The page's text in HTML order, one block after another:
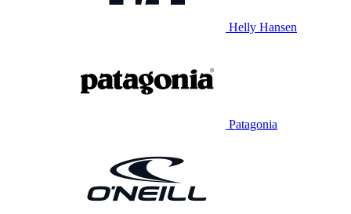
Helly Hansen
Patagonia